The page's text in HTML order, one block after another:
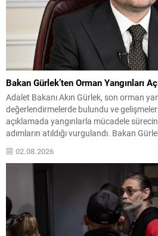
Bakan Gürlek’ten Orman Yangınları
Adalet Bakanı Akın Gürlek, son orman
değerlendirmelerde bulundu ve
açıklamada yangınlarla mücadele
adımların atıldığı vurgulandı. Bakan
programlarının öncelikli olduğuna dikkat
tedbirlerin ve yürütülen çalışmaların...
02.08.2026